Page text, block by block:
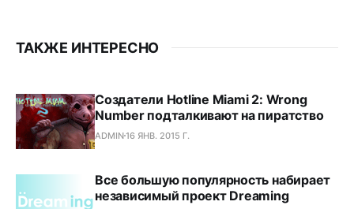
ТАКЖЕ ИНТЕРЕСНО
Создатели Hotline Miami 2: Wrong
Number подталкивают на пиратство
ADMIN16 ЯНВ. 2015 Г.
Все большую популярность набирает
независимый проект Dreaming